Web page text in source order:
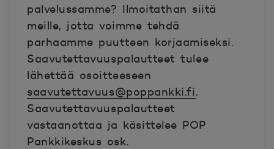
palvelussamme? Ilmoitathan siitä
meille, jotta voimme tehdä
parhaamme puutteen korjaamiseksi.
Saavutettavuuspalautteet tulee
lähettää osoitteeseen
saavutettavuus@poppankki.fi.
Saavutettavuuspalautteet
vastaanottaa ja käsittelee POP
Pankkikeskus osk.